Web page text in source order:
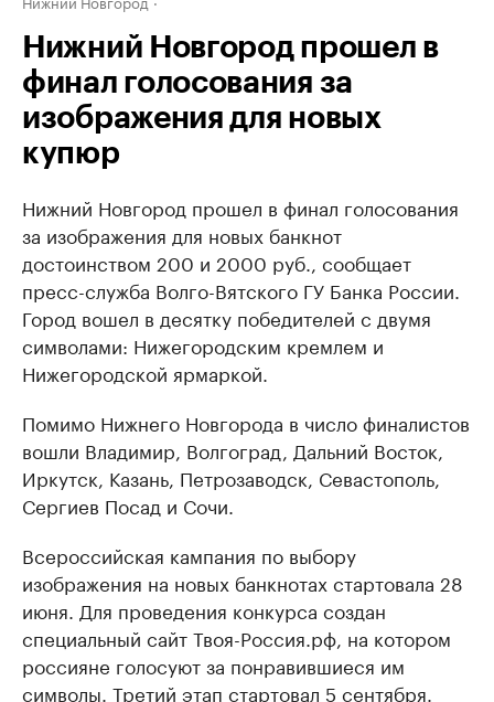
Нижний Новгород прошел в
финал голосования за
изображения для новых
купюр
Нижний Новгород прошел в финал голосования
за изображения для новых банкнот
достоинством 200 и 2000 руб., сообщает
пресс-служба Волго-Вятского ГУ Банка России. ​
Город вошел в десятку победителей с двумя
символами: Нижегородским кремлем и
Нижегородской ярмаркой.
​Помимо Нижнего Новгорода в число финалистов
вошли Владимир, Волгоград, Дальний Восток,
Иркутск, Казань, Петрозаводск, Севастополь,
Сергиев Посад и Сочи.
Всероссийская кампания по выбору
изображения на новых банкнотах стартовала 28
июня. Для проведения конкурса создан
специальный сайт Твоя-Россия.рф, на котором
россияне голосуют за понравившиеся им
символы. Третий этап стартовал 5 сентября.